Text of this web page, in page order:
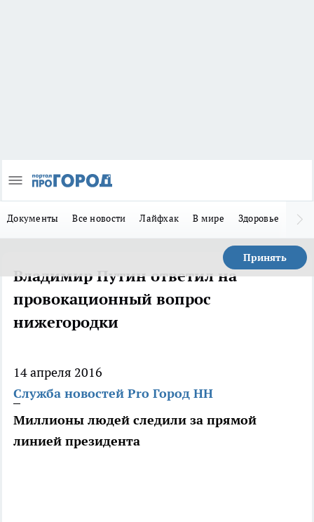
Документы Все новости Лайфхак В мире Здоровье
Принять
Владимир Путин ответил на
провокационный вопрос
нижегородки
14 апреля 2016
Служба новостей Pro Город НН
Миллионы людей следили за прямой
линией президента